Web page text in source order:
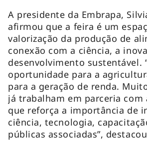
A presidente da Embrapa,
afirmou que a feira é um
valorização da produção de
conexão com a ciência, a
desenvolvimento sustentável.
oportunidade para a
para a geração de renda.
já trabalham em parceria com
que reforça a importância de
ciência, tecnologia,
públicas associadas”,